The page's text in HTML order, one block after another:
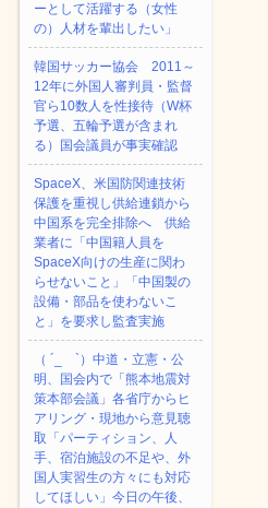
ーとして活躍する（女性
の）人材を輩出したい」
韓国サッカー協会 2011～
12年に外国人審判員・監督
官ら10数人を性接待（W杯
予選、五輪予選が含まれ
る）国会議員が事実確認
SpaceX、米国防関連技術
保護を重視し供給連鎖から
中国系を完全排除へ 供給
業者に「中国籍人員を
SpaceX向けの生産に関わ
らせないこと」「中国製の
設備・部品を使わないこ
と」を要求し監査実施
（ ´_ゝ`）中道・立憲・公
明、国会内で「熊本地震対
策本部会議」各省庁からヒ
アリング・現地から意見聴
取「パーティション、人
手、宿泊施設の不足や、外
国人実習生の方々にも対応
してほしい」今日の午後、